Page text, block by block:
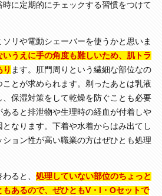
に定期的にチェックする習慣をつけて
リや電動シェーバーを使うかと思いま
いうえに手の角度も難しいため、肌トラ
ます。肛門周りという繊細な部位なの
とが求められます。剃ったあとは乳液
保湿対策をして乾燥を防ぐことも必要
ると排泄物や生理時の経血が付着しや
なります。下着や水着からはみ出てし
ション性が高い職業の方はぜひとも処理
ると、 処理していない部位のちょっと
もあるので、ぜひともV・I・Oセットで